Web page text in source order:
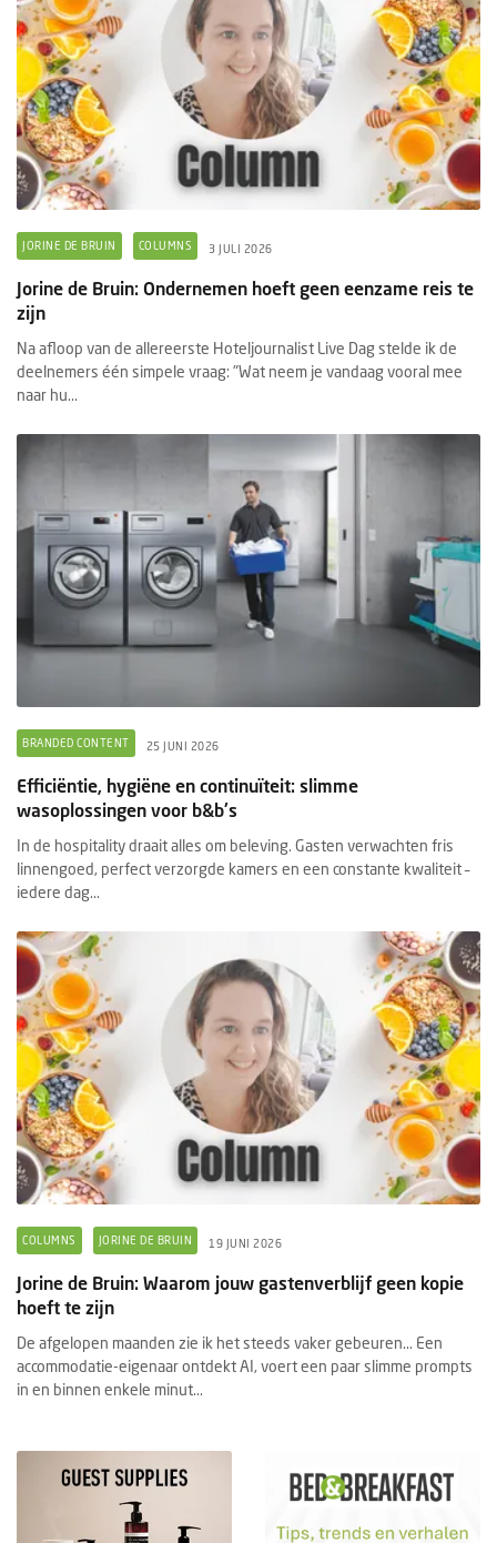
JORINE DE BRUIN COLUMNS 3 JULI 2026
Jorine de Bruin: Ondernemen hoeft geen eenzame reis te
zijn
Na afloop van de allereerste Hoteljournalist Live Dag stelde ik de
deelnemers één simpele vraag: "Wat neem je vandaag vooral mee
naar hu...
BRANDED CONTENT 25 JUNI 2026
Efficiëntie, hygiëne en continuïteit: slimme
wasoplossingen voor b&b's
In de hospitality draait alles om beleving. Gasten verwachten fris
linnengoed, perfect verzorgde kamers en een constante kwaliteit –
iedere dag...
COLUMNS JORINE DE BRUIN 19 JUNI 2026
Jorine de Bruin: Waarom jouw gastenverblijf geen kopie
hoeft te zijn
De afgelopen maanden zie ik het steeds vaker gebeuren... Een
accommodatie-eigenaar ontdekt AI, voert een paar slimme prompts
in en binnen enkele minut...